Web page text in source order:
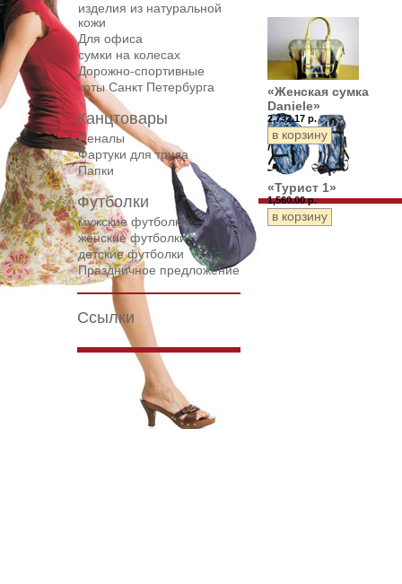
изделия из натуральной
кожи
Для офиса
сумки на колесах
Дорожнo-спортивные
коты Санкт Петербурга
Канцтовары
Пеналы
Фартуки для труда
Папки
Футболки
мужские футболки
женские футболки
детские футболки
Праздничное предложение
Ссылки
«Женская сумка
Daniele»
2,732.17 р.
«Турист 1»
1,560.00 р.